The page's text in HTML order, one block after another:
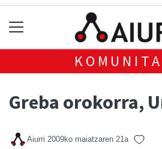
Greba orokorra,
Aiurri 2009ko maiatzaren 21a